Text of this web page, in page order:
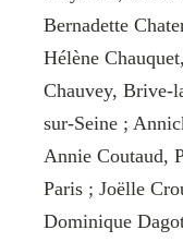
Bernadette
Hélène
Chauvey, Brive-
sur-Seine ;
Annie Coutaud,
Paris ; Joëlle
Dominique